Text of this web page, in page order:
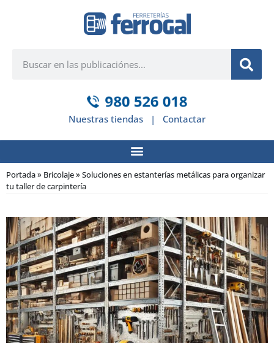
Nuestras tiendas | Contactar
Portada» Bricolaje» Soluciones en estanterías metálicas para organizar
tu taller de carpintería